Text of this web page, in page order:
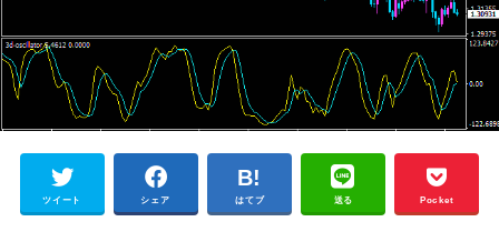
ツイート シェア はてブ 送る Pocket